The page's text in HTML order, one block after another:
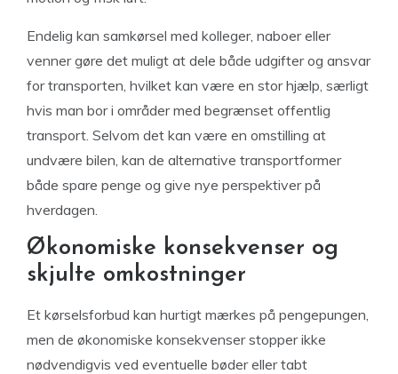
Endelig kan samkørsel med kolleger, naboer eller
venner gøre det muligt at dele både udgifter og ansvar
for transporten, hvilket kan være en stor hjælp, særligt
hvis man bor i områder med begrænset offentlig
transport. Selvom det kan være en omstilling at
undvære bilen, kan de alternative transportformer
både spare penge og give nye perspektiver på
hverdagen.
Økonomiske konsekvenser og
skjulte omkostninger
Et kørselsforbud kan hurtigt mærkes på pengepungen,
men de økonomiske konsekvenser stopper ikke
nødvendigvis ved eventuelle bøder eller tabt